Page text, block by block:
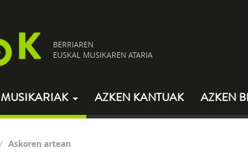
BERRIAREN
EUSKAL MUSIKAREN ATARIA
MUSIKARIAK AZKEN KANTUAK AZKEN
Askoren artean